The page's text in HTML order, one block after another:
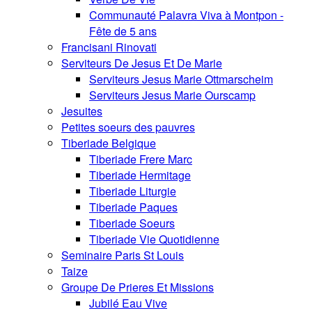
Communauté Palavra Viva à Montpon -
Fête de 5 ans
Francisani Rinovati
Serviteurs De Jesus Et De Marie
Serviteurs Jesus Marie Ottmarscheim
Serviteurs Jesus Marie Ourscamp
Jesuites
Petites soeurs des pauvres
Tiberiade Belgique
Tiberiade Frere Marc
Tiberiade Hermitage
Tiberiade Liturgie
Tiberiade Paques
Tiberiade Soeurs
Tiberiade Vie Quotidienne
Seminaire Paris St Louis
Taize
Groupe De Prieres Et Missions
Jubilé Eau Vive